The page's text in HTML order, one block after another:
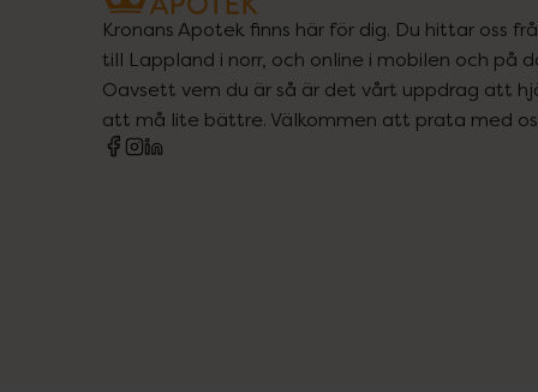
Kronans Apotek finns här för dig. Du hittar oss
till Lappland i norr, och online i mobilen och på
Oavsett vem du är så är det vårt uppdrag att
att må lite bättre. Välkommen att prata med